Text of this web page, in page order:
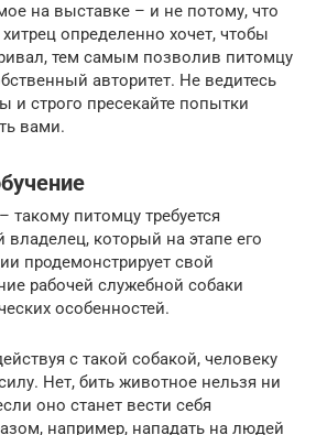
на выставке – и не потому, что
определенно хочет, чтобы
тем самым позволив питомцу
авторитет. Не ведитесь
и строго пресекайте попытки
вами.
такому питомцу требуется
который на этапе его
продемонстрирует свой
рабочей служебной собаки
особенностей.
с такой собакой, человеку
Нет, бить животное нельзя ни
оно станет вести себя
например, нападать на людей